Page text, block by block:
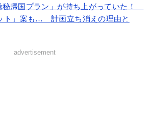
秘帰国プラン」が持ち上がっていた！
ト」案も… 計画立ち消えの理由と
advertisement